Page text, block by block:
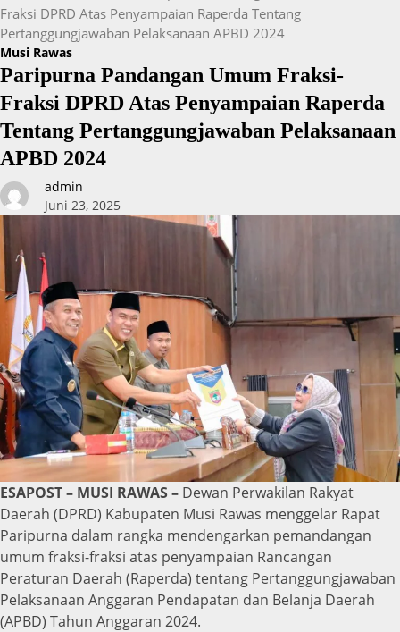
Fraksi DPRD Atas Penyampaian Raperda Tentang
Pertanggungjawaban Pelaksanaan APBD 2024
Musi Rawas
Paripurna Pandangan Umum Fraksi-
Fraksi DPRD Atas Penyampaian Raperda
Tentang Pertanggungjawaban Pelaksanaan
APBD 2024
admin
Juni 23, 2025
ESAPOST – MUSI RAWAS – Dewan Perwakilan Rakyat
Daerah (DPRD) Kabupaten Musi Rawas menggelar Rapat
Paripurna dalam rangka mendengarkan pemandangan
umum fraksi-fraksi atas penyampaian Rancangan
Peraturan Daerah (Raperda) tentang Pertanggungjawaban
Pelaksanaan Anggaran Pendapatan dan Belanja Daerah
(APBD) Tahun Anggaran 2024.